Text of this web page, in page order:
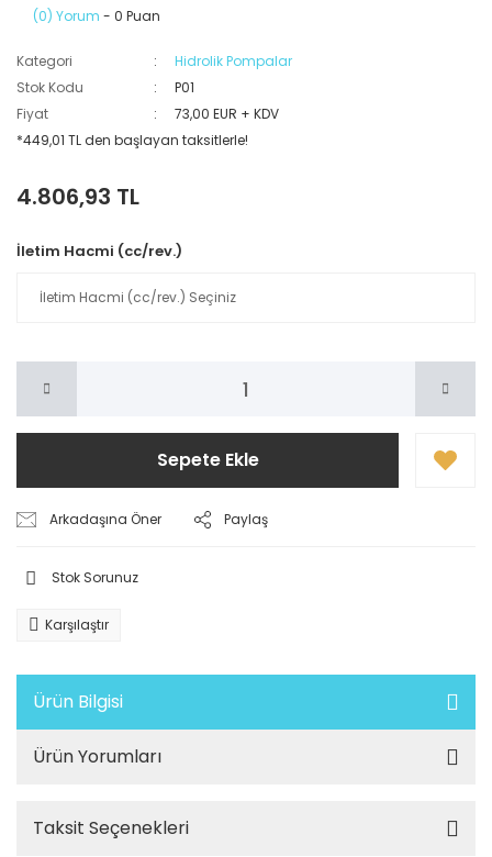
(0) Yorum - 0 Puan
Kategori
Hidrolik Pompalar
Stok Kodu
P01
Fiyat
73,00 EUR + KDV
*449,01 TL den başlayan taksitlerle!
4.806,93 TL
İletim Hacmi (cc/rev.)
Sepete Ekle
Arkadaşına Öner Paylaş
Stok Sorunuz
Karşılaştır
Ürün Bilgisi
Ürün Yorumları
Taksit Seçenekleri